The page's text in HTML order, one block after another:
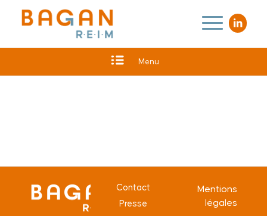
Menu
Contact
Presse
Mentions
légales